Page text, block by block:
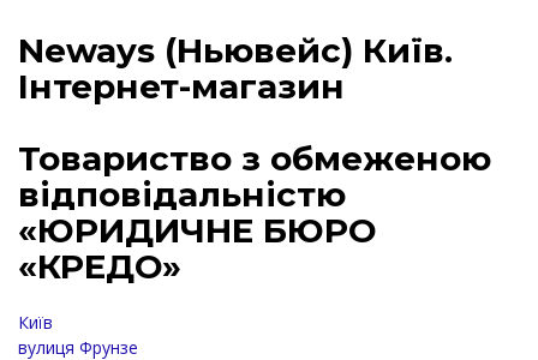
Neways (Ньювейс) Київ.
Інтернет-магазин
Товариство з обмеженою
відповідальністю
«ЮРИДИЧНЕ БЮРО
«КРЕДО»
Київ
вулиця Фрунзе